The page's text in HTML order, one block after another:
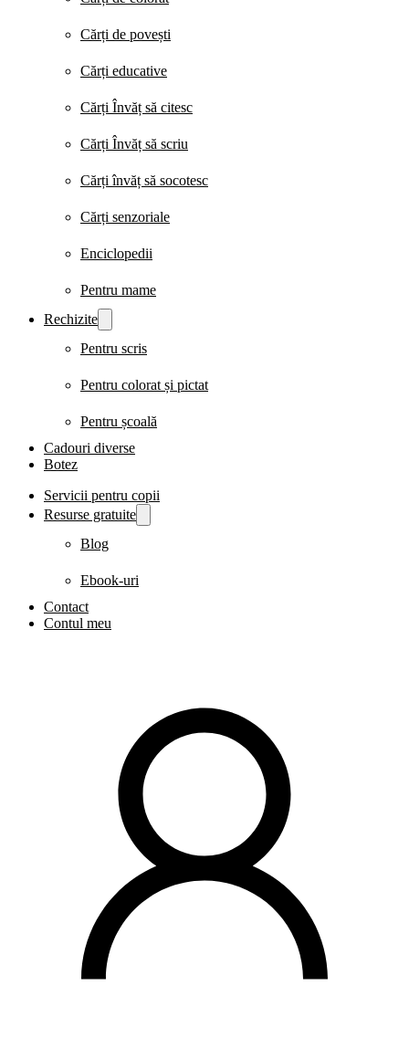
Cărți de povești
Cărți educative
Cărți Învăț să citesc
Cărți Învăț să scriu
Cărți învăț să socotesc
Cărți senzoriale
Enciclopedii
Pentru mame
Rechizite
Pentru scris
Pentru colorat și pictat
Pentru școală
Cadouri diverse
Botez
Servicii pentru copii
Resurse gratuite
Blog
Ebook-uri
Contact
Contul meu